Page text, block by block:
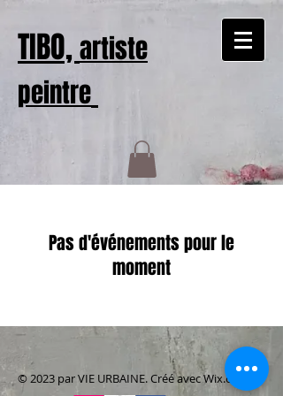
TIBO,artiste
peintre
Pas d'événements pour le
moment
​© 2023 par VIE URBAINE. Créé avecWix.com